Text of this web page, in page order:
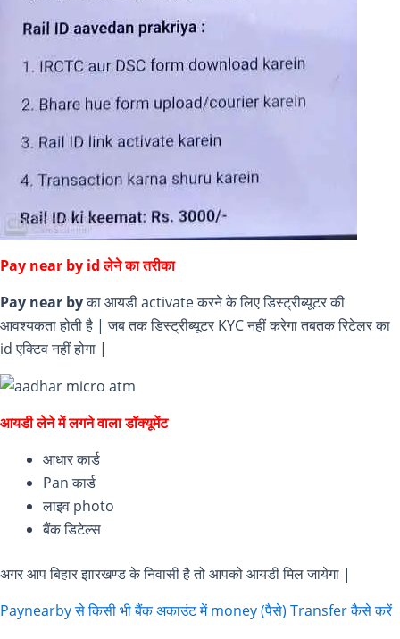
Pay near by id लेने का तरीका
Pay near byका आयडी activate करने के लिए डिस्ट्रीब्यूटर की
आवश्यकता होती है | जब तक डिस्ट्रीब्यूटर KYC नहीं करेगा तबतक रिटेलर का
id एक्टिव नहीं होगा |
आयडी लेने में लगने वाला डॉक्यूमेंट
आधार कार्ड
Pan कार्ड
लाइव photo
बैंक डिटेल्स
अगर आप बिहार झारखण्ड के निवासी है तो आपको आयडी मिल जायेगा |
Paynearby से किसी भी बैंक अकाउंट में money (पैसे) Transfer कैसे करें